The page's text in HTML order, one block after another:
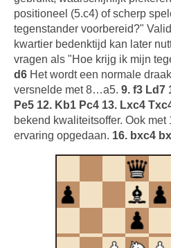
positioneel (5.c4) of scherp
tegenstander voorbereid?"
kwartier bedenktijd kan later
vragen als "Hoe krijg ik mijn
d6 Het wordt een normale
versnelde met 8…a5. 9. f3 Ld7
Pe5 12. Kb1 Pc4 13. Lxc4
bekend kwaliteitsoffer. Ook
ervaring opgedaan. 16. bxc4